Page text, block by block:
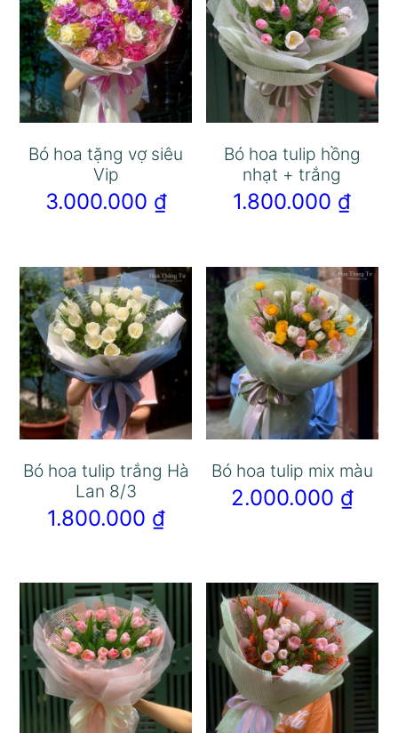
Bó hoa tặng vợ siêu
Vip
3.000.000 ₫
Bó hoa tulip hồng
nhạt + trắng
1.800.000 ₫
Bó hoa tulip trắng Hà
Lan 8/3
1.800.000 ₫
Bó hoa tulip mix màu
2.000.000 ₫